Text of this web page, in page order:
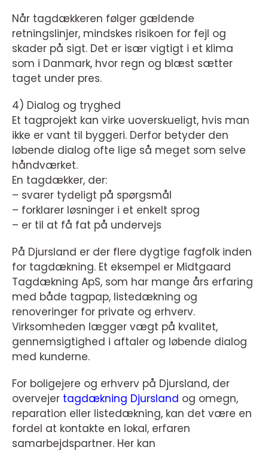
Når tagdækkeren følger gældende
retningslinjer, mindskes risikoen for fejl og
skader på sigt. Det er især vigtigt i et klima
som i Danmark, hvor regn og blæst sætter
taget under pres.
4) Dialog og tryghed
Et tagprojekt kan virke uoverskueligt, hvis man
ikke er vant til byggeri. Derfor betyder den
løbende dialog ofte lige så meget som selve
håndværket.
En tagdækker, der:
– svarer tydeligt på spørgsmål
– forklarer løsninger i et enkelt sprog
– er til at få fat på undervejs
På Djursland er der flere dygtige fagfolk inden
for tagdækning. Et eksempel er Midtgaard
Tagdækning ApS, som har mange års erfaring
med både tagpap, listedækning og
renoveringer for private og erhverv.
Virksomheden lægger vægt på kvalitet,
gennemsigtighed i aftaler og løbende dialog
med kunderne.
For boligejere og erhverv på Djursland, der
overvejer tagdækning Djursland og omegn,
reparation eller listedækning, kan det være en
fordel at kontakte en lokal, erfaren
samarbejdspartner. Her kan